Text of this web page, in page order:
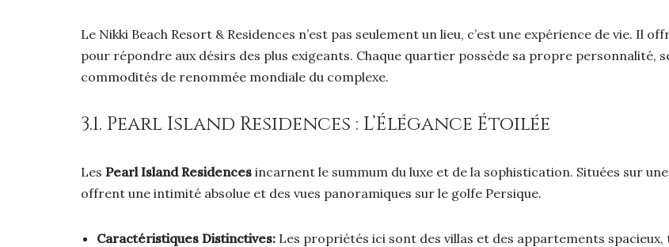
Le Nikki Beach Resort & Residences n’est pas seulement un lieu, c’est une expérience de vie. Il
pour répondre aux désirs des plus exigeants. Chaque quartier possède sa propre personnalité,
commodités de renommée mondiale du complexe.
3.1. Pearl Island Residences : L’Élégance Étoilée
Les Pearl Island Residences incarnent le summum du luxe et de la sophistication. Situées sur
offrent une intimité absolue et des vues panoramiques sur le golfe Persique.
Caractéristiques Distinctives: Les propriétés ici sont des villas et des appartements